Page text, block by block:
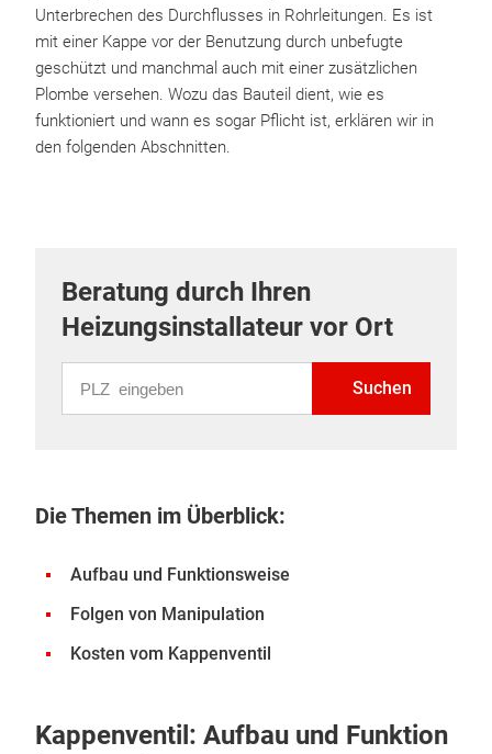
Unterbrechen des Durchflusses in Rohrleitungen. Es ist
mit einer Kappe vor der Benutzung durch unbefugte
geschützt und manchmal auch mit einer zusätzlichen
Plombe versehen. Wozu das Bauteil dient, wie es
funktioniert und wann es sogar Pflicht ist, erklären wir in
den folgenden Abschnitten.
Beratung durch Ihren
Heizungsinstallateur vor Ort
Suchen
Die Themen im Überblick:
Aufbau und Funktionsweise
Folgen von Manipulation
Kosten vom Kappenventil
Kappenventil: Aufbau und Funktion